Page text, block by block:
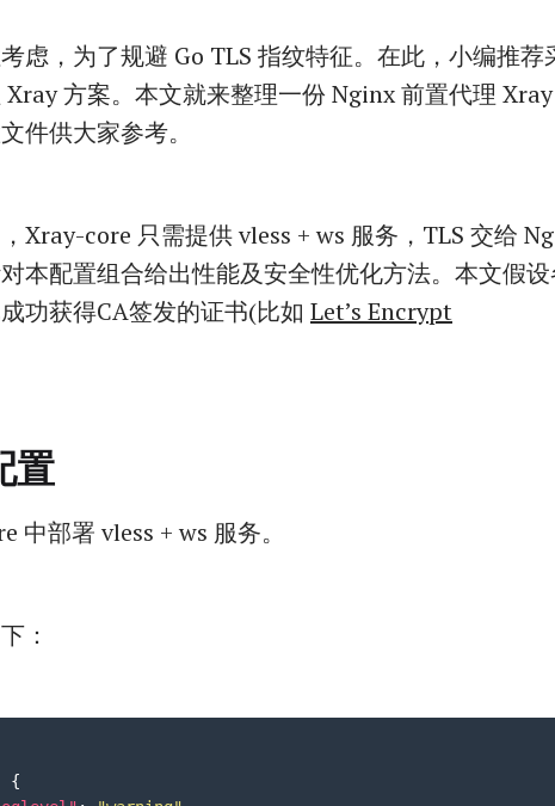
虑，为了规避 Go TLS 指纹特征。在此，小编推荐
Xray 方案。本文就来整理一份 Nginx 前置代理
件供大家参考。
Xray-core 只需提供 vless + ws 服务，TLS 交给
本配置组合给出性能及安全性优化方法。本文假
功获得CA签发的证书(比如 Let’s Encrypt
置
中部署 vless + ws 服务。
：
{